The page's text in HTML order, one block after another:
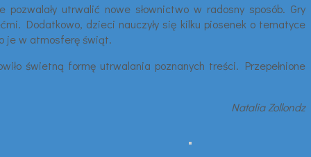
utrwalić nowe słownictwo w radosny sposób. Gry
Dodatkowo, dzieci nauczyły się kilku piosenek o tematyce
je w atmosferę świąt.
świetną formę utrwalania poznanych treści. Przepełnione
Natalia Zollondz